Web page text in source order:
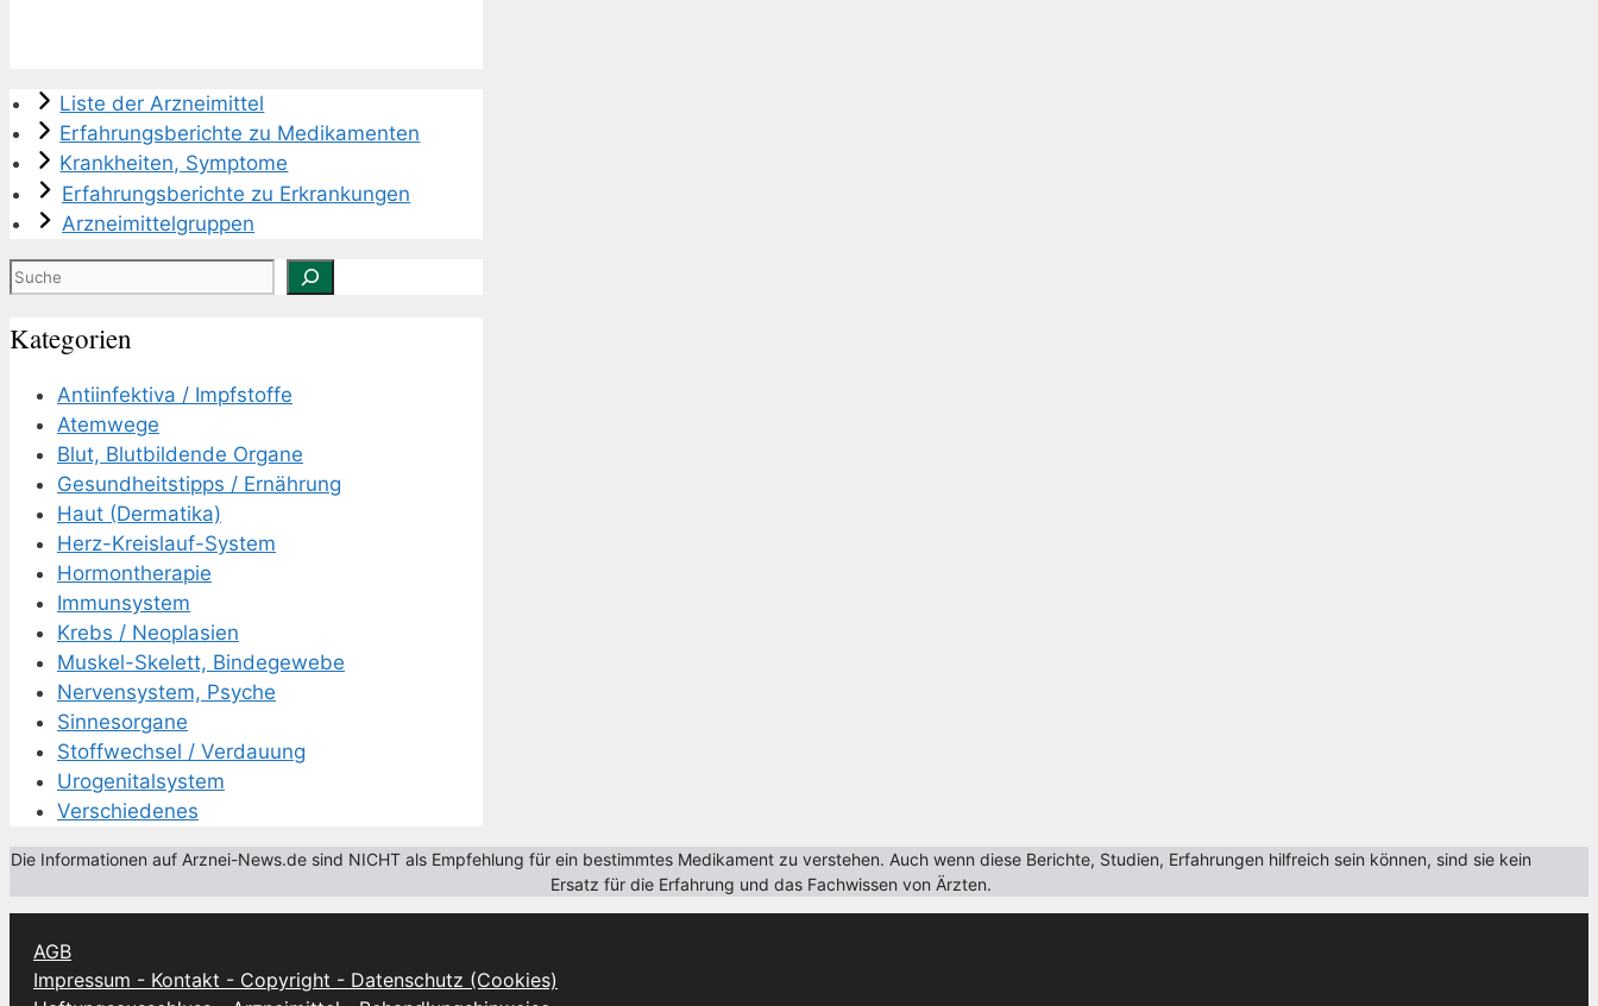
Liste der Arzneimittel
Erfahrungsberichte zu Medikamenten
Krankheiten, Symptome
Erfahrungsberichte zu Erkrankungen
Arzneimittelgruppen
Suchen
Kategorien
Antiinfektiva / Impfstoffe
Atemwege
Blut, Blutbildende Organe
Gesundheitstipps / Ernährung
Haut (Dermatika)
Herz-Kreislauf-System
Hormontherapie
Immunsystem
Krebs / Neoplasien
Muskel-Skelett, Bindegewebe
Nervensystem, Psyche
Sinnesorgane
Stoffwechsel / Verdauung
Urogenitalsystem
Verschiedenes
Die Informationen auf Arznei-News.de sind NICHT als Empfehlung für ein bestimmtes Medikament zu verstehen. Auch wenn diese Berichte, Studien, Erfahrungen hilfreich sein können, sind sie kein
Ersatz für die Erfahrung und das Fachwissen von Ärzten.
AGB
Impressum - Kontakt - Copyright - Datenschutz (Cookies)